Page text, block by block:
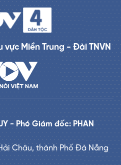
Miền Trung - Đài TNVN
- Phó Giám đốc: PHAN
Châu, thành Phố Đà Nẵng